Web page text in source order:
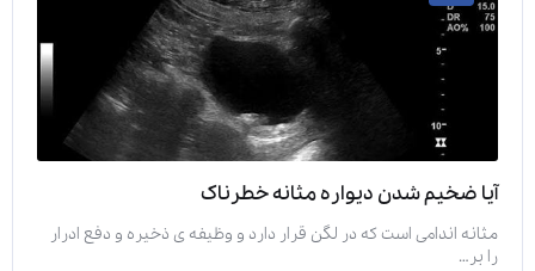
آیا ضخیم شدن دیواره مثانه خطرناک
مثانه اندامی است که در لگن قرار دارد و وظیفه‌ ی ذخیره و دفع ادرار
را بر…